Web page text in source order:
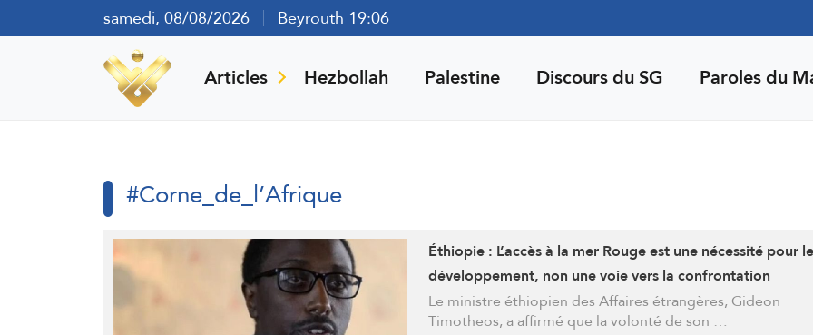
samedi, 08/08/2026 Beyrouth 19:06
Articles Hezbollah Palestine Discours du SG Paroles du
#Corne_de_l’Afrique
Éthiopie : L’accès à la mer Rouge est une nécessité pour le
développement, non une voie vers la confrontation
Le ministre éthiopien des Affaires étrangères, Gideon
Timotheos, a affirmé que la volonté de son …